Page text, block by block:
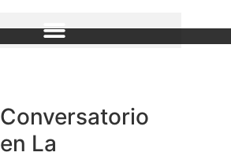
Conversatorio
en La